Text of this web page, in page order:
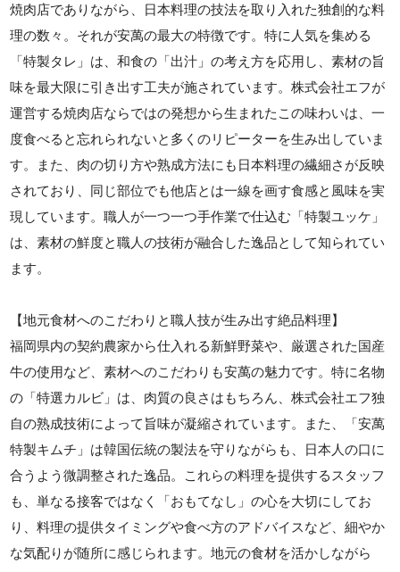
焼肉店でありながら、日本料理の技法を取り入れた独創的な料
理の数々。それが安萬の最大の特徴です。特に人気を集める
「特製タレ」は、和食の「出汁」の考え方を応用し、素材の旨
味を最大限に引き出す工夫が施されています。株式会社エフが
運営する焼肉店ならではの発想から生まれたこの味わいは、一
度食べると忘れられないと多くのリピーターを生み出していま
す。また、肉の切り方や熟成方法にも日本料理の繊細さが反映
されており、同じ部位でも他店とは一線を画す食感と風味を実
現しています。職人が一つ一つ手作業で仕込む「特製ユッケ」
は、素材の鮮度と職人の技術が融合した逸品として知られてい
ます。
【地元食材へのこだわりと職人技が生み出す絶品料理】
福岡県内の契約農家から仕入れる新鮮野菜や、厳選された国産
牛の使用など、素材へのこだわりも安萬の魅力です。特に名物
の「特選カルビ」は、肉質の良さはもちろん、株式会社エフ独
自の熟成技術によって旨味が凝縮されています。また、「安萬
特製キムチ」は韓国伝統の製法を守りながらも、日本人の口に
合うよう微調整された逸品。これらの料理を提供するスタッフ
も、単なる接客ではなく「おもてなし」の心を大切にしてお
り、料理の提供タイミングや食べ方のアドバイスなど、細やか
な気配りが随所に感じられます。地元の食材を活かしながら